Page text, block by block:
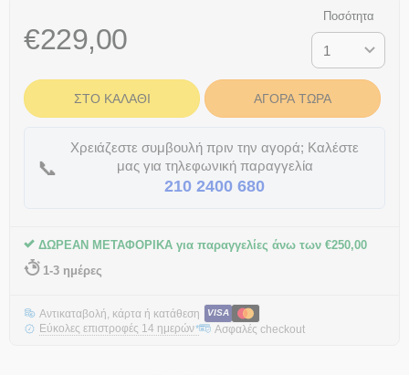
€229,00
Ποσότητα
ΣΤΟ ΚΑΛΆΘΙ ΑΓΟΡΆ ΤΏΡΑ
📞
Χρειάζεστε συμβουλή πριν την αγορά; Καλέστε
μας για τηλεφωνική παραγγελία
210 2400 680
ΔΩΡΕΑΝ ΜΕΤΑΦΟΡΙΚΑ για παραγγελίες άνω των €250,00
1-3 ημέρες
Αντικαταβολή, κάρτα ή κατάθεση VISA
Εύκολες επιστροφές 14 ημερών* Ασφαλές checkout